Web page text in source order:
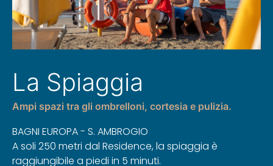
La Spiaggia
Ampi spazi tra gli ombrelloni, cortesia e pulizia.
BAGNI EUROPA - S. AMBROGIO
A soli 250 metri dal Residence, la spiaggia è
raggiungibile a piedi in 5 minuti.